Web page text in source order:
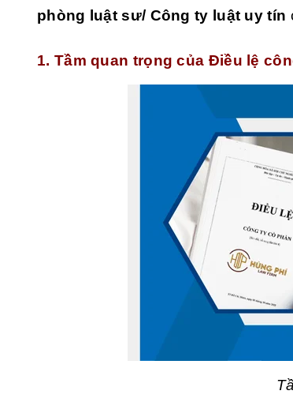
phòng luật sư/ Công ty luật uy tín
1. Tầm quan trọng của Điều lệ